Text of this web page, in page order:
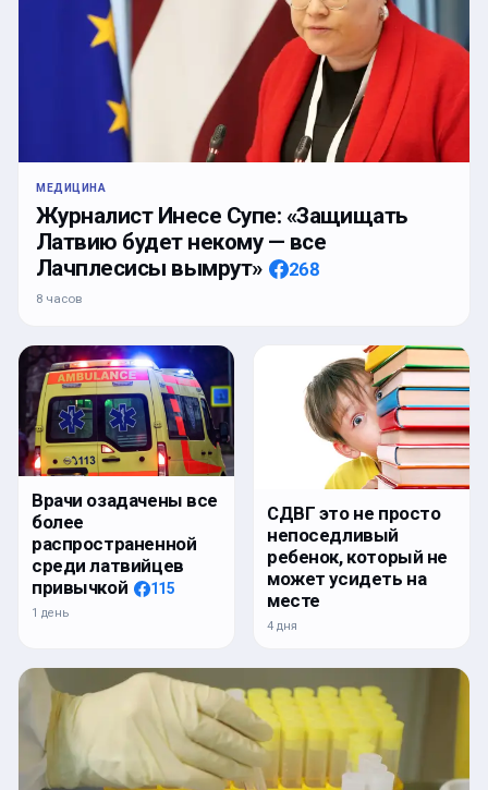
МЕДИЦИНА
Журналист Инесе Супе: «Защищать
Латвию будет некому — все
Лачплесисы вымрут»
268
8 часов
Врачи озадачены все
более
распространенной
среди латвийцев
привычкой
115
1 день
СДВГ это не просто
непоседливый
ребенок, который не
может усидеть на
месте
4 дня